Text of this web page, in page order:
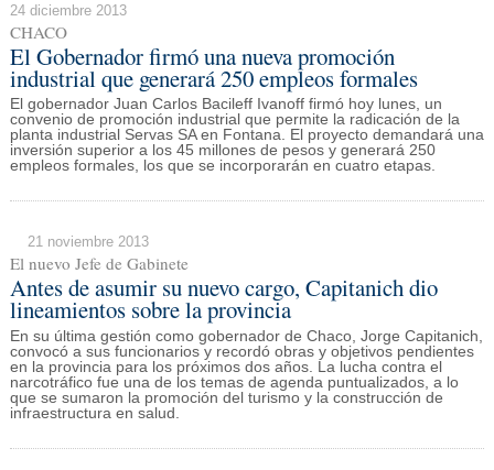
24 diciembre 2013
CHACO
El Gobernador firmó una nueva promoción
industrial que generará 250 empleos formales
El gobernador Juan Carlos Bacileff Ivanoff firmó hoy lunes, un
convenio de promoción industrial que permite la radicación de la
planta industrial Servas SA en Fontana. El proyecto demandará una
inversión superior a los 45 millones de pesos y generará 250
empleos formales, los que se incorporarán en cuatro etapas.
21 noviembre 2013
El nuevo Jefe de Gabinete
Antes de asumir su nuevo cargo, Capitanich dio
lineamientos sobre la provincia
En su última gestión como gobernador de Chaco, Jorge Capitanich,
convocó a sus funcionarios y recordó obras y objetivos pendientes
en la provincia para los próximos dos años. La lucha contra el
narcotráfico fue una de los temas de agenda puntualizados, a lo
que se sumaron la promoción del turismo y la construcción de
infraestructura en salud.